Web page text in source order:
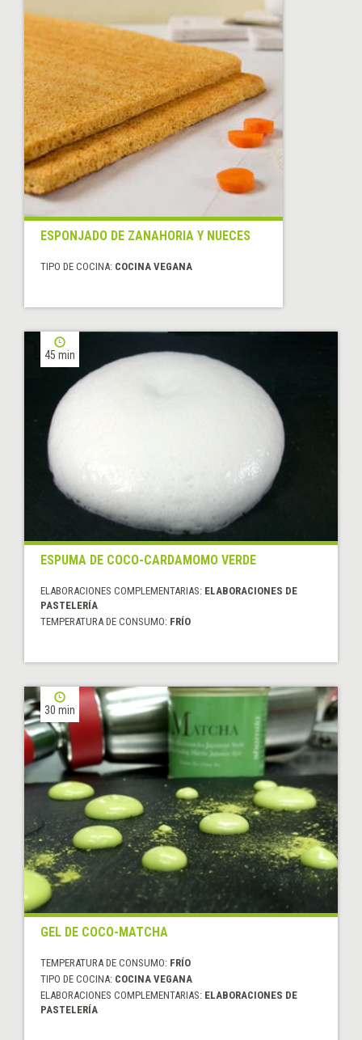
ESPONJADO DE ZANAHORIA Y NUECES
TIPO DE COCINA: COCINA VEGANA
45 min
ESPUMA DE COCO-CARDAMOMO VERDE
ELABORACIONES COMPLEMENTARIAS: ELABORACIONES DE
PASTELERÍA
TEMPERATURA DE CONSUMO: FRÍO
30 min
GEL DE COCO-MATCHA
TEMPERATURA DE CONSUMO: FRÍO
TIPO DE COCINA: COCINA VEGANA
ELABORACIONES COMPLEMENTARIAS: ELABORACIONES DE
PASTELERÍA